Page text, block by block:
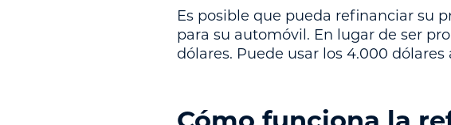
Es posible que pueda refinanciar su
para su automóvil. En lugar de ser
dólares. Puede usar los 4.000